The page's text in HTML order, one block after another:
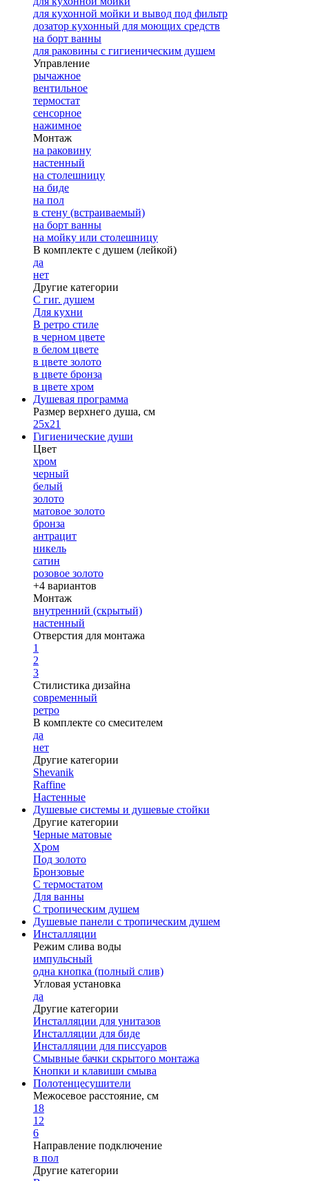
для кухонной мойки и вывод под фильтр
дозатор кухонный для моющих средств
на борт ванны
для раковины с гигиеническим душем
Управление
рычажное
вентильное
термостат
сенсорное
нажимное
Монтаж
на раковину
настенный
на столешницу
на биде
на пол
в стену (встраиваемый)
на борт ванны
на мойку или столешницу
В комплекте с душем (лейкой)
да
нет
Другие категории
С гиг. душем
Для кухни
В ретро стиле
в черном цвете
в белом цвете
в цвете золото
в цвете бронза
в цвете хром
Душевая программа
Размер верхнего душа, см
25х21
Гигиенические души
Цвет
хром
черный
белый
золото
матовое золото
бронза
антрацит
никель
сатин
розовое золото
+4 вариантов
Монтаж
внутренний (скрытый)
настенный
Отверстия для монтажа
1
2
3
Стилистика дизайна
современный
ретро
В комплекте со смесителем
да
нет
Другие категории
Shevanik
Raffine
Настенные
Душевые системы и душевые стойки
Другие категории
Черные матовые
Хром
Под золото
Бронзовые
С термостатом
Для ванны
С тропическим душем
Душевые панели с тропическим душем
Инсталляции
Режим слива воды
импульсный
одна кнопка (полный слив)
Угловая установка
да
Другие категории
Инсталляции для унитазов
Инсталляции для биде
Инсталляции для писсуаров
Смывные бачки скрытого монтажа
Кнопки и клавиши смыва
Полотенцесушители
Межосевое расстояние, см
18
12
6
Направление подключение
в пол
Другие категории